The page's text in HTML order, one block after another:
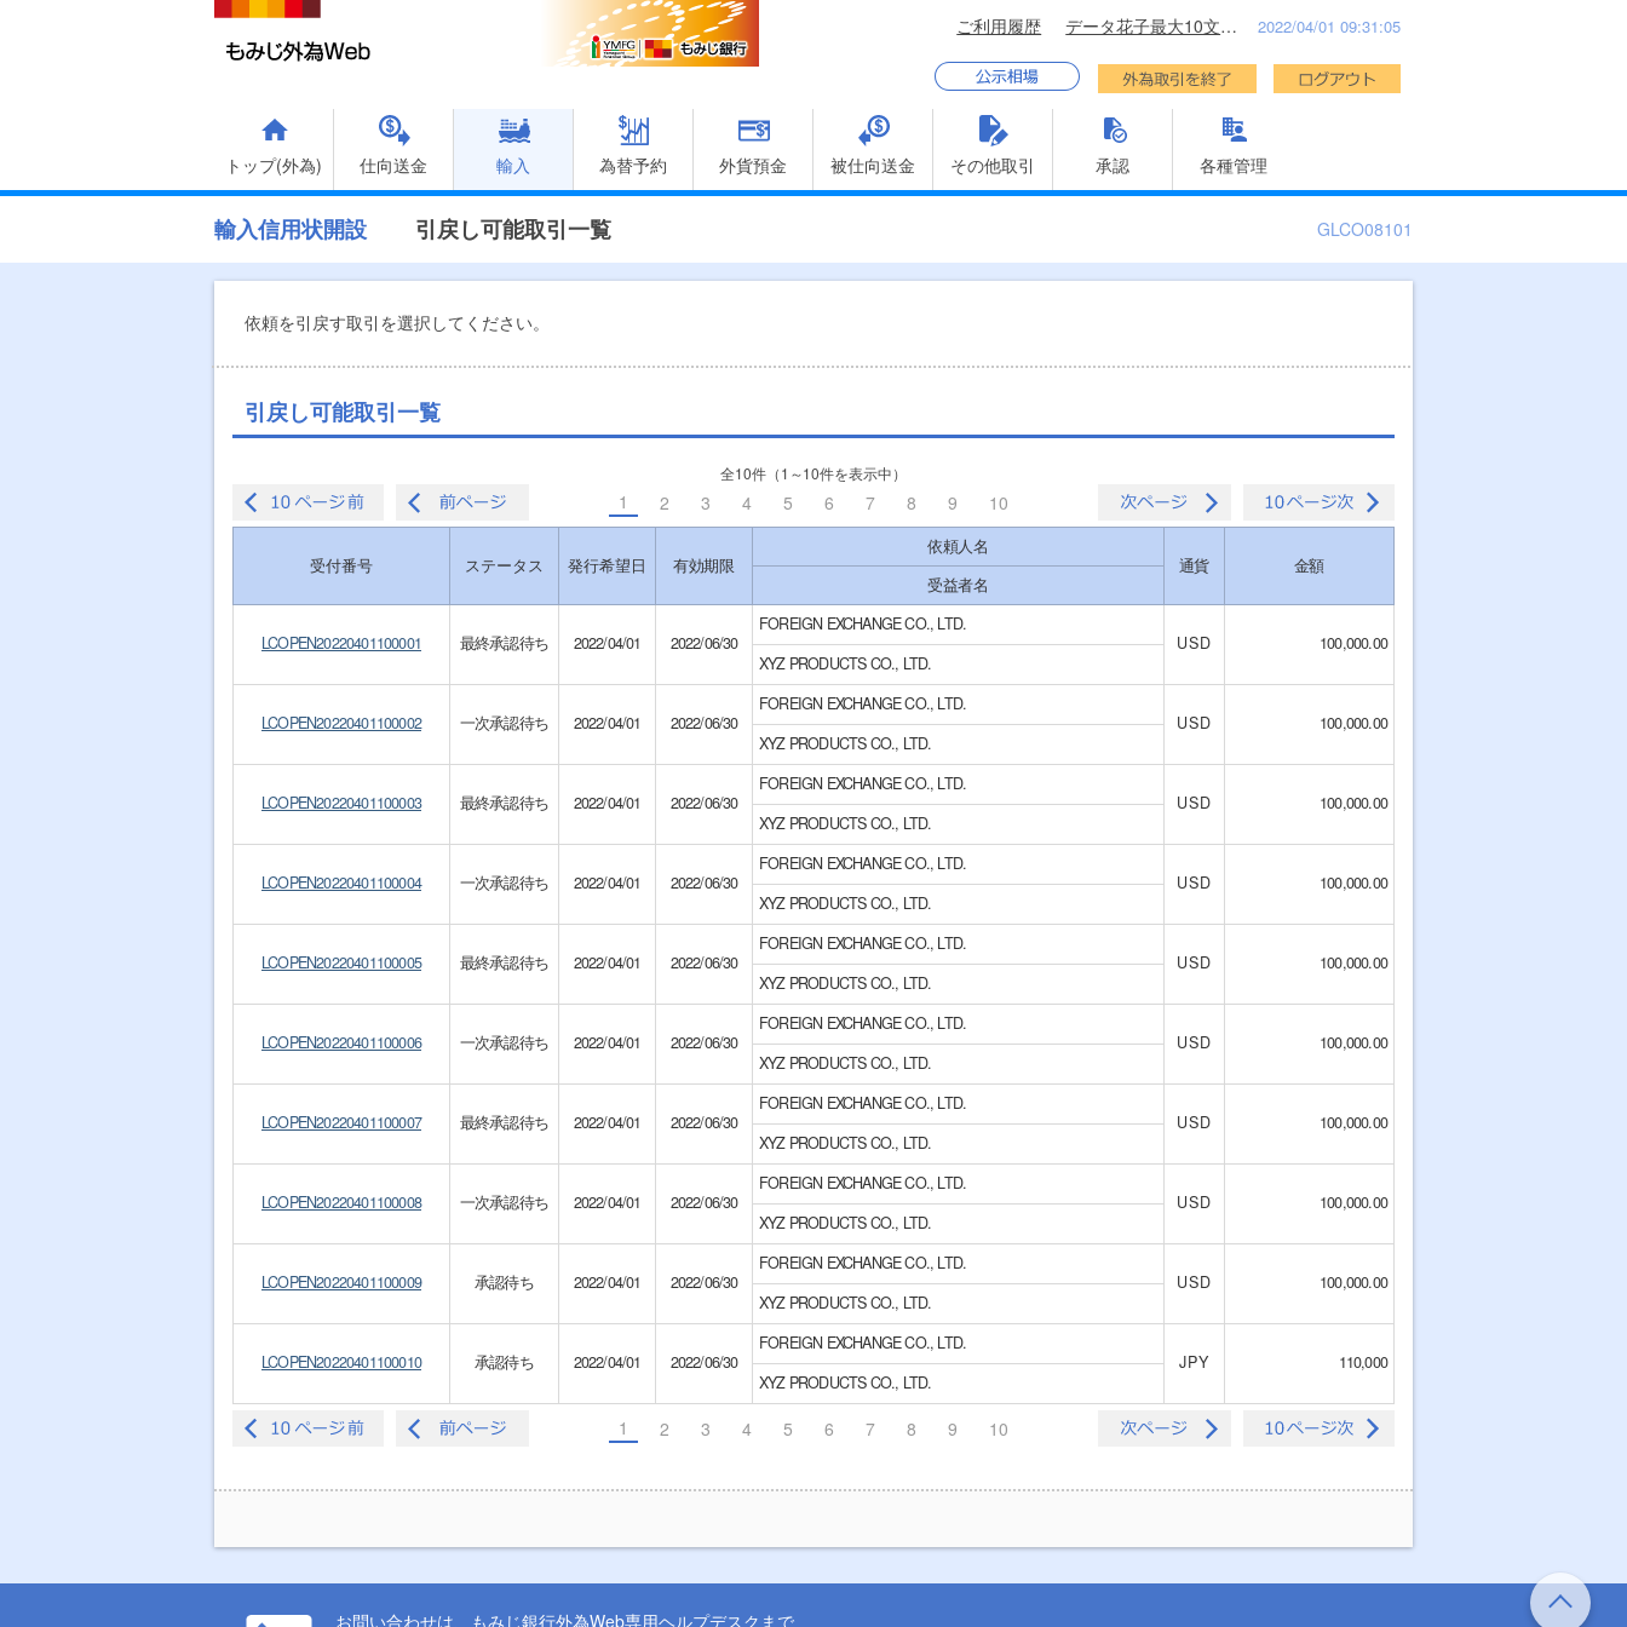
ご利用履歴 データ花子最大10文字表示利用者名最大30文字利用者名最大3様 2022/04/01 09:31:05
トップ(外為) 仕向送金 輸入 為替予約 外貨預金 被仕向送金 その他取引 承認 各種管理
輸入信用状開設 引戻し可能取引一覧 GLCO08101
依頼を引戻す取引を選択してください。
引戻し可能取引一覧
全10件（1～10件を表示中）
1 2 3 4 5 6 7 8 9 10
受付番号 ステータス 発行希望日 有効期限
依頼人名
通貨
金額
受益者名
LCOPEN20220401100001 最終承認待ち 2022/04/01 2022/06/30
FOREIGN EXCHANGE CO., LTD.
USD
100,000.00
XYZ PRODUCTS CO., LTD.
LCOPEN20220401100002 一次承認待ち 2022/04/01 2022/06/30
FOREIGN EXCHANGE CO., LTD.
USD
100,000.00
XYZ PRODUCTS CO., LTD.
LCOPEN20220401100003 最終承認待ち 2022/04/01 2022/06/30
FOREIGN EXCHANGE CO., LTD.
USD
100,000.00
XYZ PRODUCTS CO., LTD.
LCOPEN20220401100004 一次承認待ち 2022/04/01 2022/06/30
FOREIGN EXCHANGE CO., LTD.
USD
100,000.00
XYZ PRODUCTS CO., LTD.
LCOPEN20220401100005 最終承認待ち 2022/04/01 2022/06/30
FOREIGN EXCHANGE CO., LTD.
USD
100,000.00
XYZ PRODUCTS CO., LTD.
LCOPEN20220401100006 一次承認待ち 2022/04/01 2022/06/30
FOREIGN EXCHANGE CO., LTD.
USD
100,000.00
XYZ PRODUCTS CO., LTD.
LCOPEN20220401100007 最終承認待ち 2022/04/01 2022/06/30
FOREIGN EXCHANGE CO., LTD.
USD
100,000.00
XYZ PRODUCTS CO., LTD.
LCOPEN20220401100008 一次承認待ち 2022/04/01 2022/06/30
FOREIGN EXCHANGE CO., LTD.
USD
100,000.00
XYZ PRODUCTS CO., LTD.
LCOPEN20220401100009 承認待ち 2022/04/01 2022/06/30
FOREIGN EXCHANGE CO., LTD.
USD
100,000.00
XYZ PRODUCTS CO., LTD.
LCOPEN20220401100010 承認待ち 2022/04/01 2022/06/30
FOREIGN EXCHANGE CO., LTD.
JPY
110,000
XYZ PRODUCTS CO., LTD.
1 2 3 4 5 6 7 8 9 10
お問い合わせは、もみじ銀行外為Web専用ヘルプデスクまで